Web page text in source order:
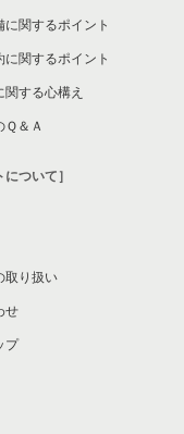
案件一覧
件一覧
一覧
覧
件一覧
に関するポイント
に関するポイント
関する心構え
＆Ａ
について］
取り扱い
せ
プ